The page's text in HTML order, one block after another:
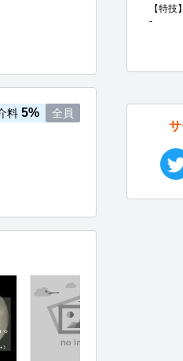
料 5% 全員
【特技】
-